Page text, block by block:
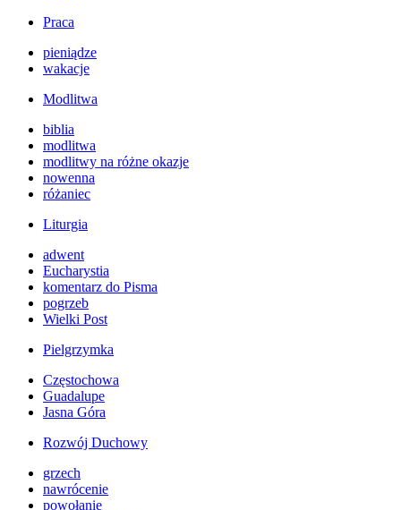
Praca
pieniądze
wakacje
Modlitwa
biblia
modlitwa
modlitwy na różne okazje
nowenna
różaniec
Liturgia
adwent
Eucharystia
komentarz do Pisma
pogrzeb
Wielki Post
Pielgrzymka
Częstochowa
Guadalupe
Jasna Góra
Rozwój Duchowy
grzech
nawrócenie
powołanie